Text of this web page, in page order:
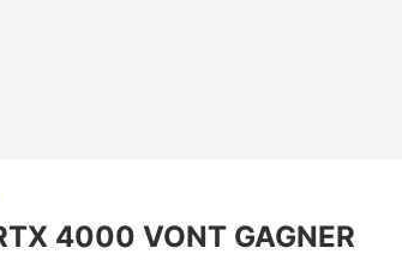
4000 VONT GAGNER